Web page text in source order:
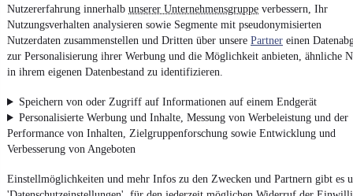
Nutzererfahrung innerhalb unserer Unternehmensgruppe verbessern, Ihr
Nutzungsverhalten analysieren sowie Segmente mit pseudonymisierten
Nutzerdaten zusammenstellen und Dritten über unsere Partner einen
zur Personalisierung ihrer Werbung und die Möglichkeit anbieten, ähnliche
in ihrem eigenen Datenbestand zu identifizieren.
Speichern von oder Zugriff auf Informationen auf einem Endgerät
Personalisierte Werbung und Inhalte, Messung von Werbeleistung und der
Performance von Inhalten, Zielgruppenforschung sowie Entwicklung und
Verbesserung von Angeboten
Einstellmöglichkeiten und mehr Infos zu den Zwecken und Partnern gibt es
Powered by
Weitere Fahrzeuge gibt es auf mobile.de, dem Marktplatz für